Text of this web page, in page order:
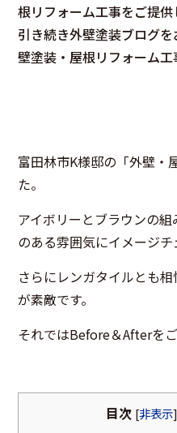
根リフォーム工事をご提供
引き続き外壁塗装ブログ
壁塗装・屋根リフォーム
富田林市K様邸の「外壁・
た。
アイボリーとブラウンの
のある雰囲気にイメージチ
さらにレンガタイルとも
が素敵です。
それではBefore＆Afterをご
目次 [非表示]